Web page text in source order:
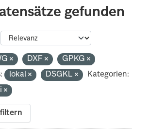
gefunden
DXF
GPKG
lokal DSGKL
Kategorien:
filtern